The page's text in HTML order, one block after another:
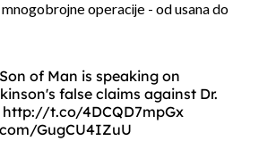
operacije - od usana do
of Man is speaking on
false claims against Dr.
http://t.co/4DCQD7mpGx
GugCU4IZuU